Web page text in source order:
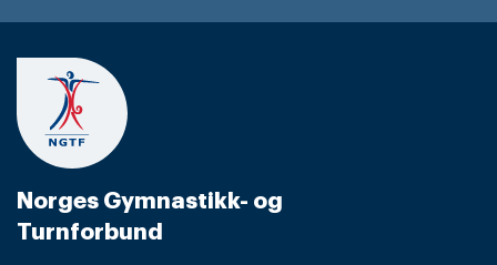
Norges Gymnastikk- og
Turnforbund